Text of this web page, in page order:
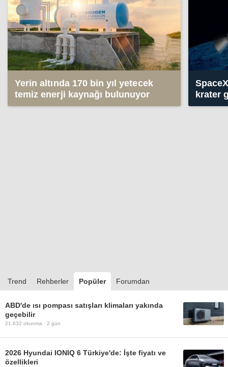
Yerin altında 170 bin yıl yetecek
temiz enerji kaynağı bulunuyor
krater
Trend Rehberler Popüler Forumdan
ABD'de ısı pompası satışları klimaları yakında
geçebilir
21.632 okunma · 2 gün
2026 Hyundai IONIQ 6 Türkiye'de: İşte fiyatı ve
özellikleri